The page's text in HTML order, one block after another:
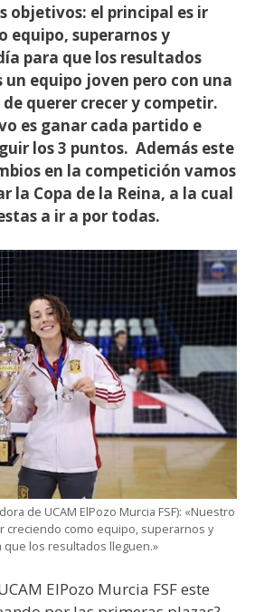
objetivos: el principal es ir
equipo, superarnos y
para que los resultados
un equipo joven pero con una
querer crecer y competir.
es ganar cada partido e
los 3 puntos. Además este
en la competición vamos
la Copa de la Reina, a la cual
a ir a por todas.
de UCAM ElPozo Murcia FSF): «Nuestro
creciendo como equipo, superarnos y
que los resultados lleguen.»
ElPozo Murcia FSF este